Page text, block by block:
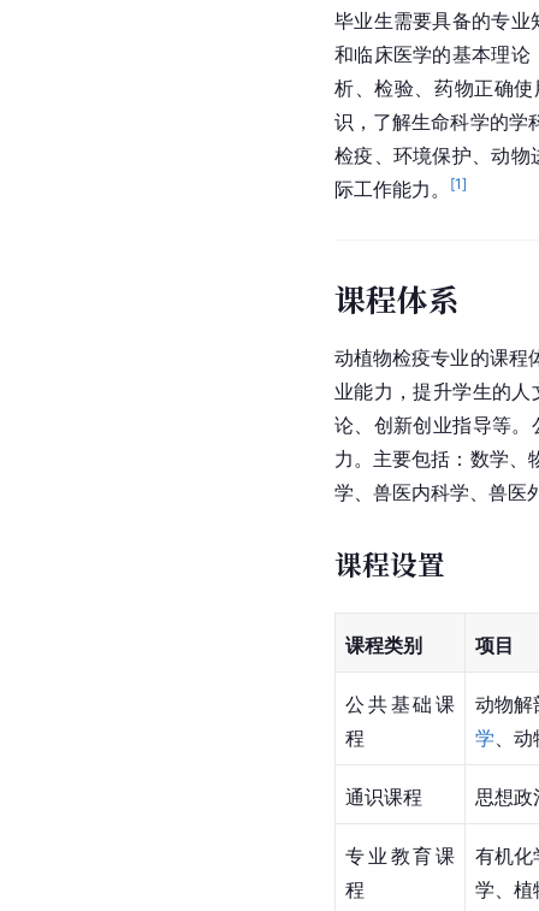
毕业生需要具备的专业
和临床医学的基本理论
析、检验、药物正确
识，了解生命科学的学
检疫、环境保护、动物
际工作能力。
[1]
课程体系
动植物检疫专业的课程
业能力，提升学生的
论、创新创业指导等
力。主要包括：数学、
学、兽医内科学、兽医
课程设置
课程类别 项目
公共基础课
程
动物解
学、
通识课程 思想政
专业教育课
程
有机化
学、 植